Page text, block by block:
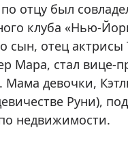
отцу был
клуба «Нью-
сын, отец актрисы
Мара, стал вице-
Мама девочки,
Руни),
недвижимости.